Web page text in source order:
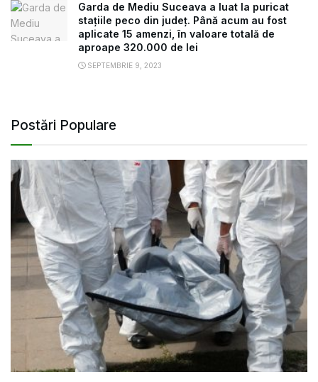
Garda de Mediu Suceava a luat la puricat
stațiile peco din județ. Până acum au fost
aplicate 15 amenzi, în valoare totală de
aproape 320.000 de lei
SEPTEMBRIE 9, 2023
Postări Populare